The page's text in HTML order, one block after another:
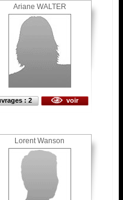
Ariane WALTER
: 2 voir
Lorent Wanson